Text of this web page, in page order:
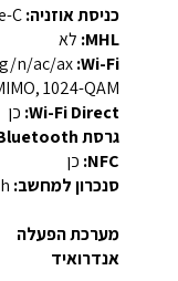
כניסת אוזניה:
MHL: לא
Wi-Fi:
1024-QAM
Wi-Fi Direct: כן
גרסת Bluetooth:
NFC: כן
סנכרון למחשב:
מערכת הפעלה
אנדרואיד